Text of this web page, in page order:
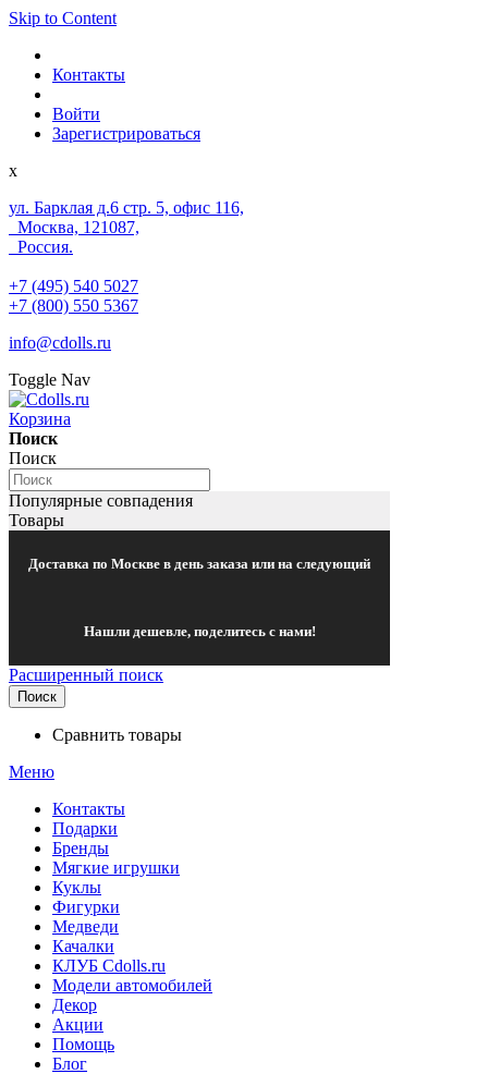
Skip to Content
Контакты
Войти
Зарегистрироваться
x
ул. Барклая д.6 стр. 5, офис 116,
Москва, 121087,
Россия.
+7 (495) 540 5027
+7 (800) 550 5367
info@cdolls.ru
Toggle Nav
Корзина
Поиск
Поиск
Популярные совпадения
Товары
Доставка по Москве в день заказа или на следующий
Нашли дешевле, поделитесь с нами!
Расширенный поиск
Поиск
Сравнить товары
Меню
Контакты
Подарки
Бренды
Мягкие игрушки
Куклы
Фигурки
Медведи
Качалки
КЛУБ Cdolls.ru
Модели автомобилей
Декор
Акции
Помощь
Блог